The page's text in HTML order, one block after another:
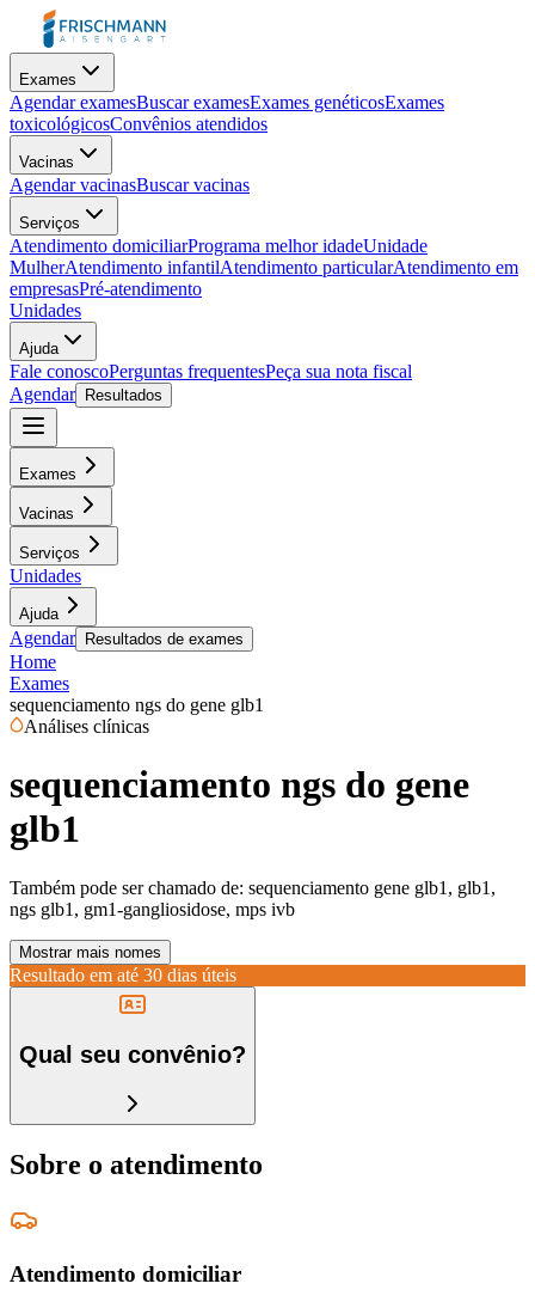
Exames
Agendar examesBuscar examesExames genéticosExames
toxicológicosConvênios atendidos
Vacinas
Agendar vacinasBuscar vacinas
Serviços
Atendimento domiciliarPrograma melhor idadeUnidade
MulherAtendimento infantilAtendimento particularAtendimento em
empresasPré-atendimento
Unidades
Ajuda
Fale conoscoPerguntas frequentesPeça sua nota fiscal
Agendar
Resultados
Exames
Vacinas
Serviços
Unidades
Ajuda
Agendar Resultados de exames
Home
Exames
sequenciamento ngs do gene glb1
Análises clínicas
sequenciamento ngs do gene
glb1
Também pode ser chamado de: sequenciamento gene glb1, glb1,
ngs glb1, gm1-gangliosidose, mps ivb
Mostrar mais nomes
Resultado em até 30 dias úteis
Qual seu convênio?
Sobre o atendimento
Atendimento domiciliar